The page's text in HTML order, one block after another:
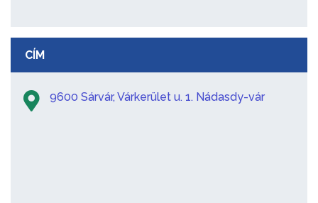
CÍM
9600 Sárvár, Várkerület u. 1. Nádasdy-vár